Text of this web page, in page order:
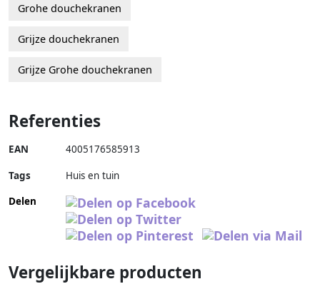
Grohe douchekranen
Grijze douchekranen
Grijze Grohe douchekranen
Referenties
EAN 4005176585913
Tags
Huis en tuin
Delen
Vergelijkbare producten